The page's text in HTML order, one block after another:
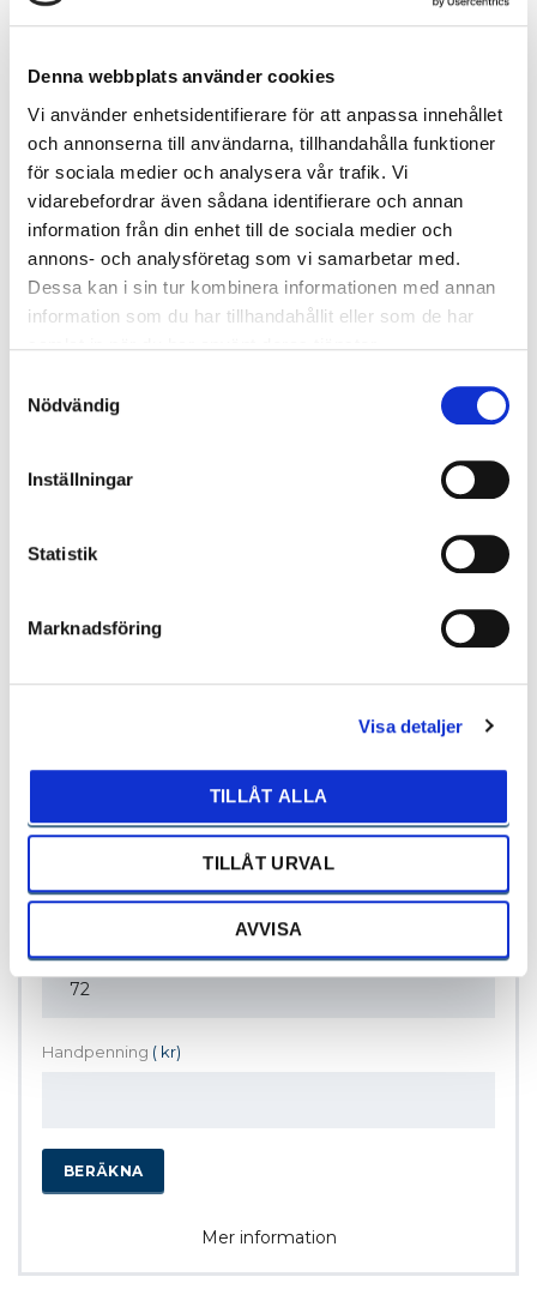
Denna webbplats använder cookies
Vi använder enhetsidentifierare för att anpassa innehållet
och annonserna till användarna, tillhandahålla funktioner
för sociala medier och analysera vår trafik. Vi
vidarebefordrar även sådana identifierare och annan
information från din enhet till de sociala medier och
annons- och analysföretag som vi samarbetar med.
Dessa kan i sin tur kombinera informationen med annan
information som du har tillhandahållit eller som de har
samlat in när du har använt deras tjänster.
Nödvändig
Inställningar
Statistik
Marknadsföring
Visa detaljer
TILLÅT ALLA
TILLÅT URVAL
AVVISA
Rattknappar för ljudanl.
förar+passager
199.000 kr
ORT Fagersta
ÅRSMODELL
Begär offert
Ränta(%)
Handpenning ( kr)
BERÄKNA
Mer information